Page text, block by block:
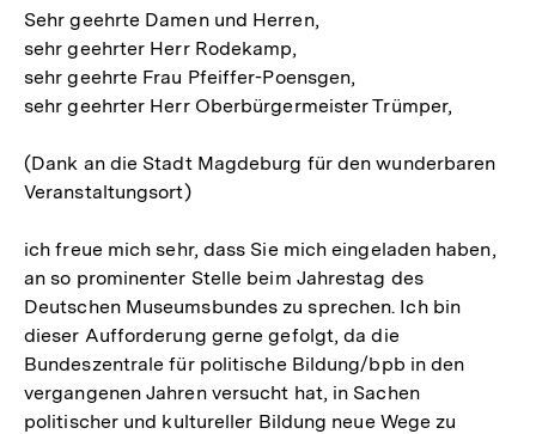
Sehr geehrte Damen und Herren,
sehr geehrter Herr Rodekamp,
sehr geehrte Frau Pfeiffer-Poensgen,
sehr geehrter Herr Oberbürgermeister Trümper,
(Dank an die Stadt Magdeburg für den wunderbaren
Veranstaltungsort)
ich freue mich sehr, dass Sie mich eingeladen haben,
an so prominenter Stelle beim Jahrestag des
Deutschen Museumsbundes zu sprechen. Ich bin
dieser Aufforderung gerne gefolgt, da die
Bundeszentrale für politische Bildung/bpb in den
vergangenen Jahren versucht hat, in Sachen
politischer und kultureller Bildung neue Wege zu